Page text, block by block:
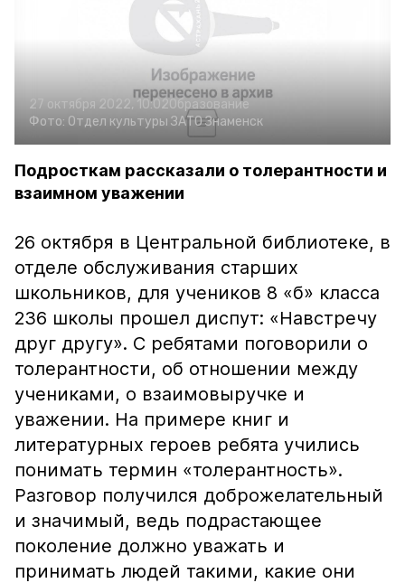
27 октября 2022, 10:02Образование
Фото: Отдел культуры ЗАТО Знаменск
Подросткам рассказали о толерантности и
взаимном уважении
26 октября в Центральной библиотеке, в
отделе обслуживания старших
школьников, для учеников 8 «б» класса
236 школы прошел диспут: «Навстречу
друг другу». С ребятами поговорили о
толерантности, об отношении между
учениками, о взаимовыручке и
уважении. На примере книг и
литературных героев ребята учились
понимать термин «толерантность».
Разговор получился доброжелательный
и значимый, ведь подрастающее
поколение должно уважать и
принимать людей такими, какие они